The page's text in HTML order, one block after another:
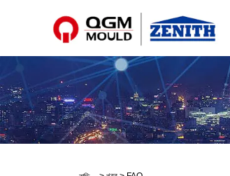
zengxm@qzmachine.com